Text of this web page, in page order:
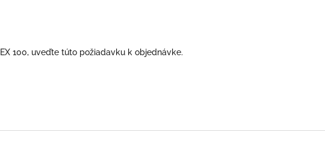
100, uveďte túto požiadavku k objednávke.